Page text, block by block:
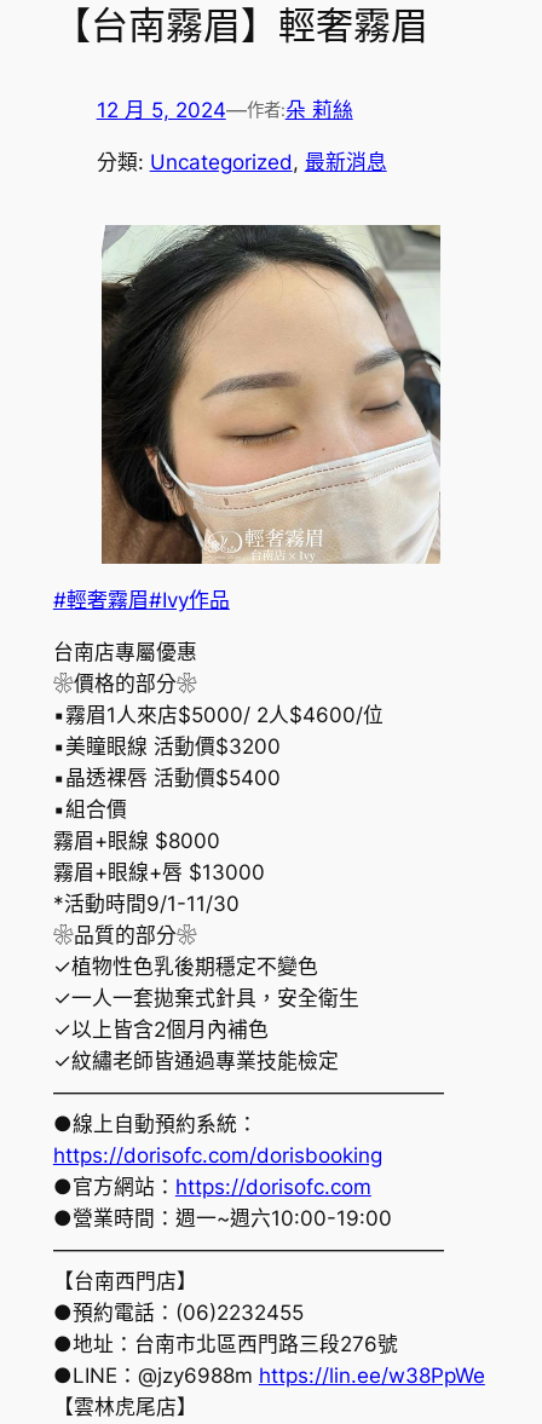
【台南霧眉】輕奢霧眉
12 月 5, 2024—作者:朵 莉絲
分類: Uncategorized, 最新消息
#輕奢霧眉#Ivy作品
台南店專屬優惠
❀價格的部分❀
▪︎霧眉1人來店$5000/ 2人$4600/位
▪︎美瞳眼線 活動價$3200
▪︎晶透裸唇 活動價$5400
▪︎組合價
霧眉+眼線 $8000
霧眉+眼線+唇 $13000
*活動時間9/1-11/30
❀品質的部分❀
✓植物性色乳後期穩定不變色
✓一人一套拋棄式針具，安全衛生
✓以上皆含2個月內補色
✓紋繡老師皆通過專業技能檢定
———————————————————
●線上自動預約系統：
https://dorisofc.com/dorisbooking
●官方網站： https://dorisofc.com
●營業時間：週一~週六10:00-19:00
———————————————————
【台南西門店】
●預約電話：(06)2232455
●地址：台南市北區西門路三段276號
●LINE：@jzy6988m https://lin.ee/w38PpWe
【雲林虎尾店】